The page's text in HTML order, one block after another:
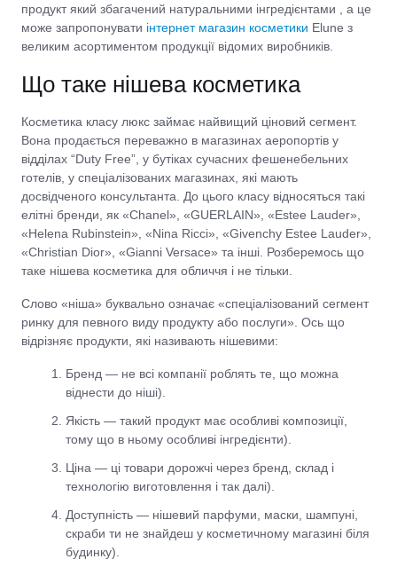
продукт який збагачений натуральними інгредієнтами , а це
може запропонувати інтернет магазин косметики Elune з
великим асортиментом продукції відомих виробників.
Що таке нішева косметика
Косметика класу люкс займає найвищий ціновий сегмент.
Вона продається переважно в магазинах аеропортів у
відділах “Duty Free”, у бутіках сучасних фешенебельних
готелів, у спеціалізованих магазинах, які мають
досвідченого консультанта. До цього класу відносяться такі
елітні бренди, як «Chanel», «GUERLAIN», «Estee Lauder»,
«Helena Rubinstein», «Nina Ricci», «Givenchy Estee Lauder»,
«Christian Dior», «Gianni Versace» та інші. Розберемось що
таке нішева косметика для обличчя і не тільки.
Слово «ніша» буквально означає «спеціалізований сегмент
ринку для певного виду продукту або послуги». Ось що
відрізняє продукти, які називають нішевими:
Бренд — не всі компанії роблять те, що можна
віднести до ніші).
Якість — такий продукт має особливі композиції,
тому що в ньому особливі інгредієнти).
Ціна — ці товари дорожчі через бренд, склад і
технологію виготовлення і так далі).
Доступність — нішевий парфуми, маски, шампуні,
скраби ти не знайдеш у косметичному магазині біля
будинку).